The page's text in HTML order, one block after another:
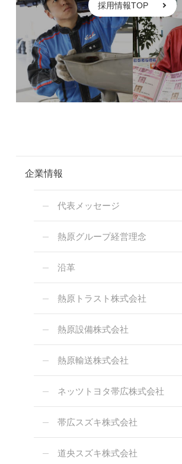
採用情報TOP
企業情報
代表メッセージ
熱原グループ経営理念
沿革
熱原トラスト株式会社
熱原設備株式会社
熱原輸送株式会社
ネッツトヨタ帯広株式会社
帯広スズキ株式会社
道央スズキ株式会社